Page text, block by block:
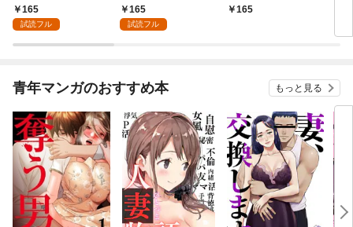
～１165
試読フル
かうヤツはすべてぶん
殴って生きる事にしま
165
試読フル
相手はハイスぺ社長１
165
青年マンガのおすすめ本 もっと見る